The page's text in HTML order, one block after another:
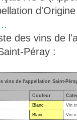
des vins de
Péray :
vins de l'appellation Saint-
Couleur
Blanc
Vin
Blanc Vin